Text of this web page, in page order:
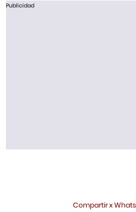
Publicidad
Compartir x